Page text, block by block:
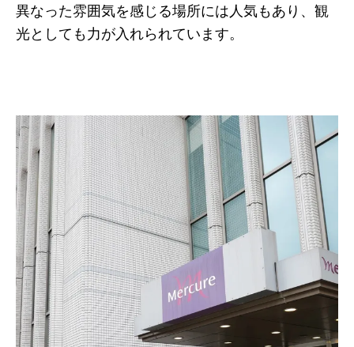
異なった雰囲気を感じる場所には人気もあり、観
光としても力が入れられています。